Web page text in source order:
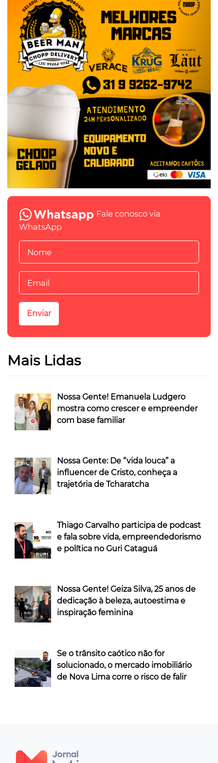
Fale conosco via
WhatsApp
Mais Lidas
Nossa Gente! Emanuela Ludgero
mostra como crescer e empreender
com base familiar
Nossa Gente: De “vida louca” a
influencer de Cristo, conheça a
trajetória de Tcharatcha
Thiago Carvalho participa de podcast
e fala sobre vida, empreendedorismo
e política no Guri Cataguá
Nossa Gente! Geiza Silva, 25 anos de
dedicação à beleza, autoestima e
inspiração feminina
Se o trânsito caótico não for
solucionado, o mercado imobiliário
de Nova Lima corre o risco de falir